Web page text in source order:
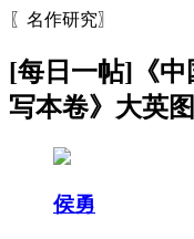
〖名作研究〗
[每日一帖]《中
写本卷》大英
侯勇